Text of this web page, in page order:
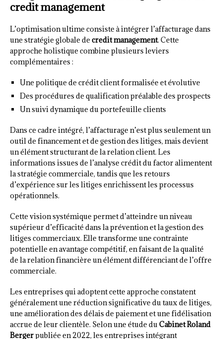
credit management
L’optimisation ultime consiste à intégrer l’affacturage dans
une stratégie globale de credit management. Cette
approche holistique combine plusieurs leviers
complémentaires :
Une politique de crédit client formalisée et évolutive
Des procédures de qualification préalable des prospects
Un suivi dynamique du portefeuille clients
Dans ce cadre intégré, l’affacturage n’est plus seulement un
outil de financement et de gestion des litiges, mais devient
un élément structurant de la relation client. Les
informations issues de l’analyse crédit du factor alimentent
la stratégie commerciale, tandis que les retours
d’expérience sur les litiges enrichissent les processus
opérationnels.
Cette vision systémique permet d’atteindre un niveau
supérieur d’efficacité dans la prévention et la gestion des
litiges commerciaux. Elle transforme une contrainte
potentielle en avantage compétitif, en faisant de la qualité
de la relation financière un élément différenciant de l’offre
commerciale.
Les entreprises qui adoptent cette approche constatent
généralement une réduction significative du taux de litiges,
une amélioration des délais de paiement et une fidélisation
accrue de leur clientèle. Selon une étude duCabinet Roland
Bergerpubliée en 2022, les entreprises intégrant